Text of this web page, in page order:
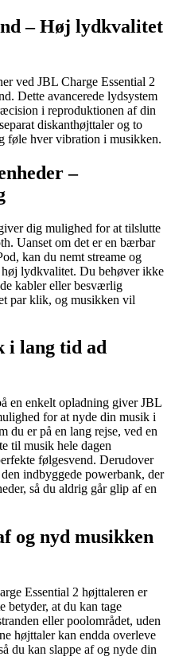
– Høj lydkvalitet
ved JBL Charge Essential 2
Dette avancerede lydsystem
i reproduktionen af din
diskanthøjttaler og to
føle hver vibration i musikken.
–
dig mulighed for at tilslutte
Uanset om det er en bærbar
kan du nemt streame og
lydkvalitet. Du behøver ikke
kabler eller besværlig
par klik, og musikken vil
i lang tid ad
en enkelt opladning giver JBL
for at nyde din musik i
du er på en lang rejse, ved en
til musik hele dagen
følgesvend. Derudover
indbyggede powerbank, der
så du aldrig går glip af en
og nyd musikken
Essential 2 højttaleren er
at du kan tage
eller poolområdet, uden
højttaler kan endda overleve
du kan slappe af og nyde din